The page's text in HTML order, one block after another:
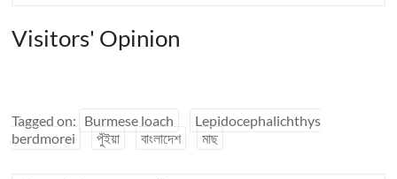
Visitors' Opinion
Tagged on: Burmese loach
Lepidocephalichthys
berdmorei
পুঁইয়া বাংলাদেশ মাছ